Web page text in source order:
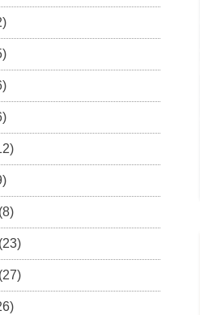
(8)
(23)
(27)